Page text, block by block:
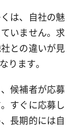
は、自社の魅
いません。求
との違いが見
ります。
候補者が応募
すぐに応募し
長期的には自